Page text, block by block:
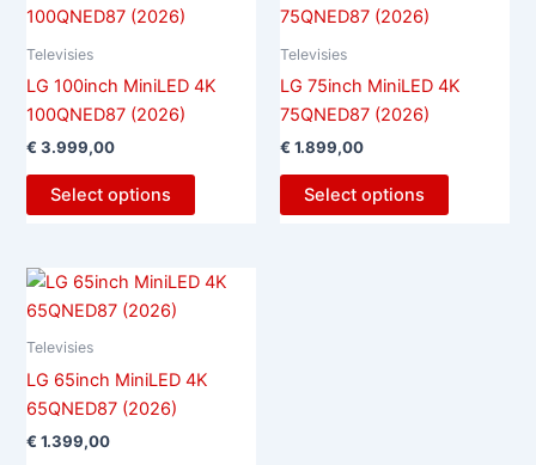
Televisies
LG 100inch MiniLED 4K
100QNED87 (2026)
€ 3.999,00
Select options
Televisies
LG 75inch MiniLED 4K
75QNED87 (2026)
€ 1.899,00
Select options
Televisies
LG 65inch MiniLED 4K
65QNED87 (2026)
€ 1.399,00